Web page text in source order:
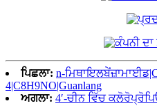
ਪਿਛਲਾ: n-
4|C8H9NO|Guanlang
ਅਗਲਾ: 4′-ਚੀਨ ਵਿੱਚ